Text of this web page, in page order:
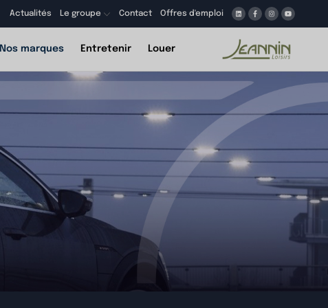
Actualités Le groupe Contact Offres d'emploi
Nos marques Entretenir Louer